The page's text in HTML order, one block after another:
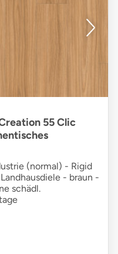
55 Clic
(normal) - Rigid
- braun -
schädl.